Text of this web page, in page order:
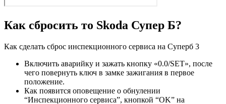
Как сбросить то Skoda Супер Б?
Как сделать сброс инспекционного сервиса на Суперб 3
Включить аварийку и зажать кнопку «0.0/SET», после
чего повернуть ключ в замке зажигания в первое
положение.
Как появится оповещение о обнулении
“Инспекционного сервиса”, кнопкой “ОK” на